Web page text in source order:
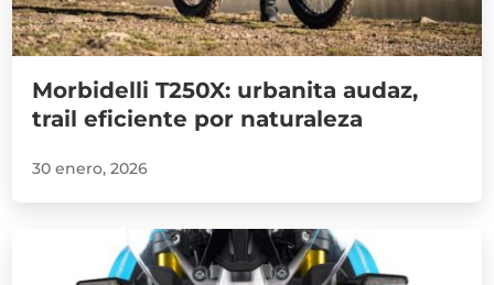
Morbidelli T250X: urbanita audaz,
trail eficiente por naturaleza
30 enero, 2026